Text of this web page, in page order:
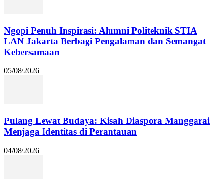
Ngopi Penuh Inspirasi: Alumni Politeknik STIA
LAN Jakarta Berbagi Pengalaman dan Semangat
Kebersamaan
05/08/2026
Pulang Lewat Budaya: Kisah Diaspora Manggarai
Menjaga Identitas di Perantauan
04/08/2026